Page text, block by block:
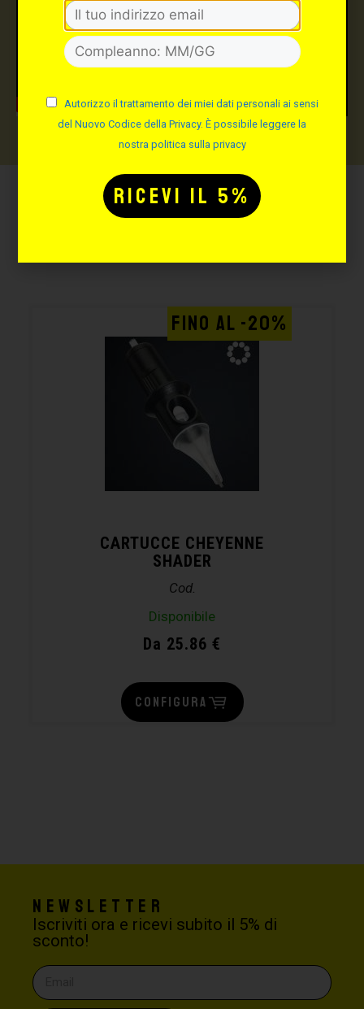
Potrebbe interessarti
CARTUCCE CHEYENNE
SHADER
Cod.
Disponibile
Da 25.86 €
FINO AL -20%
CONFIGURA
Newsletter
Iscriviti ora e ricevi subito il 5% di
sconto!
Autorizzo il trattamento dei miei dati personali ai sensi
del Nuovo Codice della Privacy. È possibile leggere la
nostra politica sulla privacy